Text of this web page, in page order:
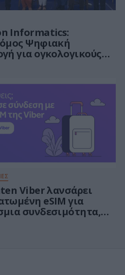
Informatics:
Ψηφιακή
για ογκολογικούς
12 νοσοκομείων
Viber λανσάρει
eSIM για
συνδεσιμότητα,
στο όραμα του